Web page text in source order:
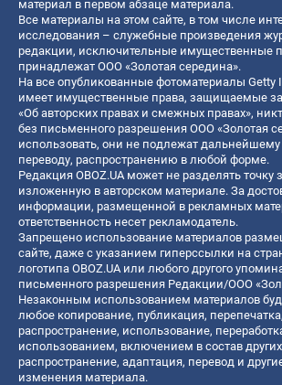
материал в первом абзаце материала.
Все материалы на этом сайте, в том числе
исследования – служебные произведения
редакции, исключительные имущественные
принадлежат ООО «Золотая середина».
На все опубликованные фотоматериалы Getty
имеет имущественные права, защищаемые
«Об авторских правах и смежных правах»,
без письменного разрешения ООО «Золотая
использовать, они не подлежат дальнейшему
переводу, распространению в любой форме.
Редакция OBOZ.UA может не разделять точку
изложенную в авторском материале. За
информации, размещенной в рекламных
ответственность несет рекламодатель.
Запрещено использование материалов
сайте, даже с указанием гиперссылки на
логотипа OBOZ.UA или любого другого
письменного разрешения Редакции/ООО
Незаконным использованием материалов
любое копирование, публикация,
распространение, использование,
использованием, включением в состав
распространение, адаптация, перевод и
изменения материала.